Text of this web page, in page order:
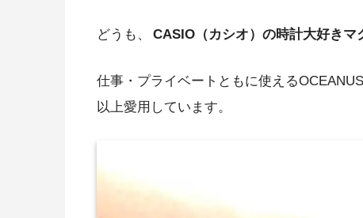
どうも、 CASIO（カシオ）の時計大好きマ
仕事・プライベートともに使える
以上愛用しています。